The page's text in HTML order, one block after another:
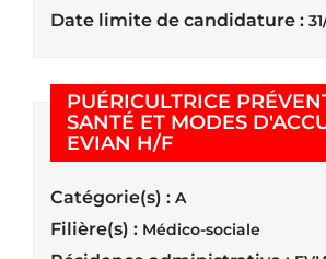
Date limite de candidature :
PUÉRICULTRICE
SANTÉ ET MODES
EVIAN H/F(Nouvelle
Catégorie(s) : A
Filière(s) : Médico-sociale